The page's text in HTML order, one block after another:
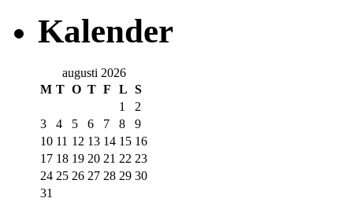
Kalender
augusti 2026
M T O T F L S
1
2
3
4 5 6 7 8
9
10 11 12 13 14 15 16
17 18 19 20 21 22 23
24 25 26 27 28 29 30
31